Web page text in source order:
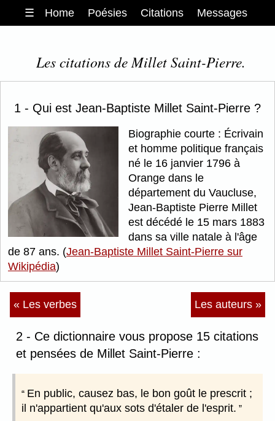
☰ Home Poésies Citations Messages
Les citations de Millet Saint-Pierre.
1 - Qui est Jean-Baptiste Millet Saint-Pierre ?
Biographie courte : Écrivain
et homme politique français
né le 16 janvier 1796 à
Orange dans le
département du Vaucluse,
Jean-Baptiste Pierre Millet
est décédé le 15 mars 1883
dans sa ville natale à l'âge
de 87 ans. (Jean-Baptiste Millet Saint-Pierre sur
Wikipédia)
« Les verbes Les auteurs »
2 - Ce dictionnaire vous propose 15 citations
et pensées de Millet Saint-Pierre :
En public, causez bas, le bon goût le prescrit ;
il n'appartient qu'aux sots d'étaler de l'esprit.